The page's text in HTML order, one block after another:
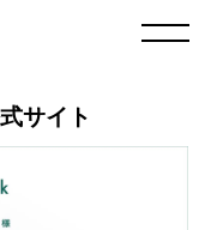
サイト